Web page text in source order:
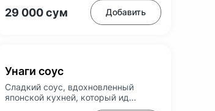
29 000сум Добавить
Унаги соус
Сладкий соус, вдохновленный
японской кухней, который ид...